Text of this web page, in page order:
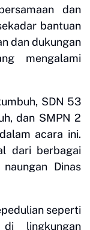
dan
bantuan
dan dukungan
mengalami
SDN 53
dan SMPN 2
acara ini.
dari berbagai
Dinas
seperti
lingkungan